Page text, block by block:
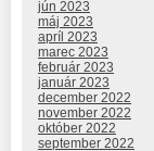
jún 2023
máj 2023
apríl 2023
marec 2023
február 2023
január 2023
december 2022
november 2022
október 2022
september 2022